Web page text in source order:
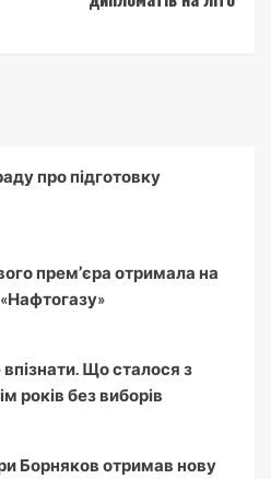
про підготовку
прем’єра отримала на
Що сталося з
років без виборів
Борняков отримав нову